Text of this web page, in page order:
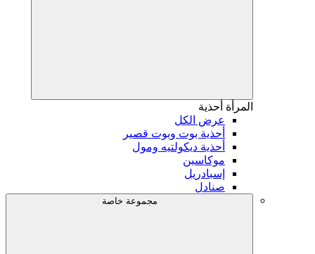
المرأة أحذية
عرض الكل
أحذية بوت وبوت قصير
أحذية ديكولتيه ومول
موكاسين
إسبادريل
صنادل
مجموعة خاصة